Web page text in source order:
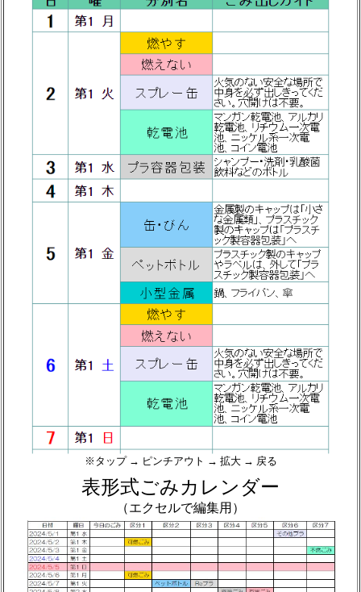
※タップ → ピンチアウト → 拡大 → 戻る
表形式ごみカレンダー
（エクセルで編集用）